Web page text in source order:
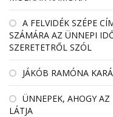
A FELVIDÉK SZÉPE
SZÁMÁRA AZ ÜNNEPI
SZERETETRŐL SZÓL
JÁKÓB RAMÓNA
ÜNNEPEK, AHOGY AZ
LÁTJA